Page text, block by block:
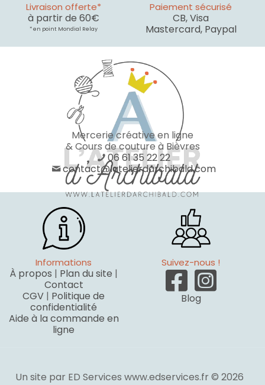
Livraison offerte*
à partir de 60€
* en point Mondial Relay
Paiement sécurisé
CB, Visa
Mastercard, Paypal
Mercerie créative en ligne
& Cours de couture à Bièvres
06 61 35 22 22
contact@latelierdarchibald.com
Informations
À propos | Plan du site |
Contact
CGV | Politique de
confidentialité
Aide à la commande en
ligne
Suivez-nous !
Blog
Un site par ED Services www.edservices.fr © 2026